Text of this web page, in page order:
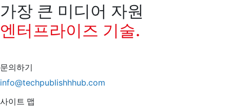
가장 큰 미디어 자원
엔터프라이즈 기술.
문의하기
info@techpublishhhub.com
사이트 맵